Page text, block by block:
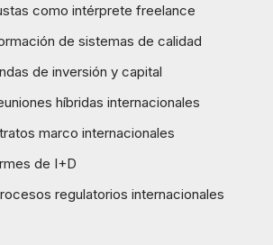
como intérprete freelance
de sistemas de calidad
de inversión y capital
híbridas internacionales
marco internacionales
de I+D
regulatorios internacionales